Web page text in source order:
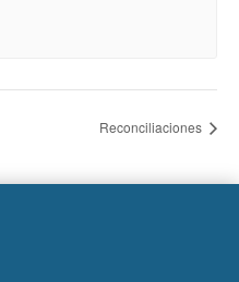
Reconciliaciones